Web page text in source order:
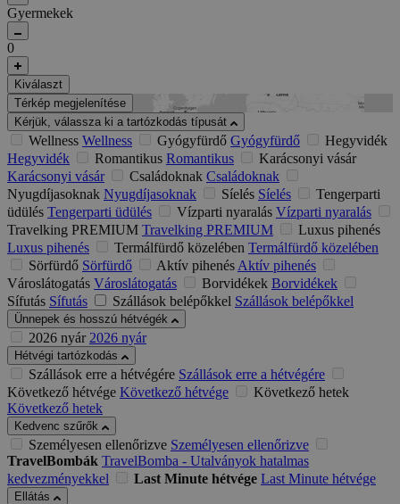
Gyermekek
0
Kiválaszt
Térkép megjelenítése
Kérjük, válassza ki a tartózkodás típusát
Wellness Wellness Gyógyfürdő Gyógyfürdő
Hegyvidék
Hegyvidék
Romantikus Romantikus
Karácsonyi vásár
Karácsonyi vásár
Családoknak Családoknak
Nyugdíjasoknak Nyugdíjasoknak Síelés Síelés
Tengerparti
üdülés Tengerparti üdülés Vízparti nyaralás Vízparti nyaralás
Travelking PREMIUM Travelking PREMIUM
Luxus pihenés
Luxus pihenés
Termálfürdő közelében Termálfürdő közelében
Sörfürdő Sörfürdő Aktív pihenésAktív pihenés
Városlátogatás Városlátogatás Borvidékek Borvidékek
Sífutás Sífutás Szállások belépőkkel Szállások belépőkkel
Ünnepek és hosszú hétvégék
2026 nyár 2026 nyár
Hétvégi tartózkodás
Szállások erre a hétvégére Szállások erre a hétvégére
Következő hétvége Következő hétvége
Következő hetek
Következő hetek
Kedvenc szűrők
Személyesen ellenőrizve Személyesen ellenőrizve
TravelBombák TravelBomba - Utalványok hatalmas
kedvezményekkel
Last Minute hétvége Last Minute hétvége
Ellátás